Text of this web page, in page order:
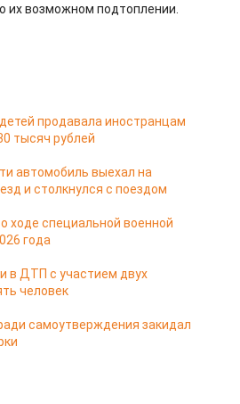
их возможном подтоплении.
продавала иностранцам
тысяч рублей
автомобиль выехал на
и столкнулся с поездом
ходе специальной военной
года
в ДТП с участием двух
человек
самоутверждения закидал